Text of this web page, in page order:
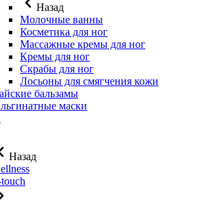
Назад
Молочные ванны
Косметика для ног
Массажные кремы для ног
Кремы для ног
Скрабы для ног
Лосьоны для смягчения кожи
бальзамы
маски
Назад